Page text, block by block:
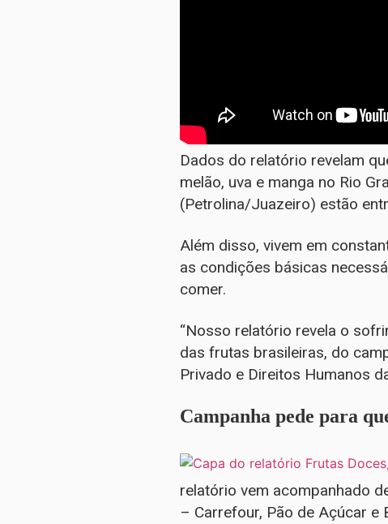
Dados do relatório revelam
melão, uva e manga no Rio
(Petrolina/Juazeiro) estão
Além disso, vivem em
as condições básicas
comer.
“Nosso relatório revela o
das frutas brasileiras, do
Privado e Direitos Humanos
Campanha pede para
relatório vem acompanhado
– Carrefour, Pão de Açúcar